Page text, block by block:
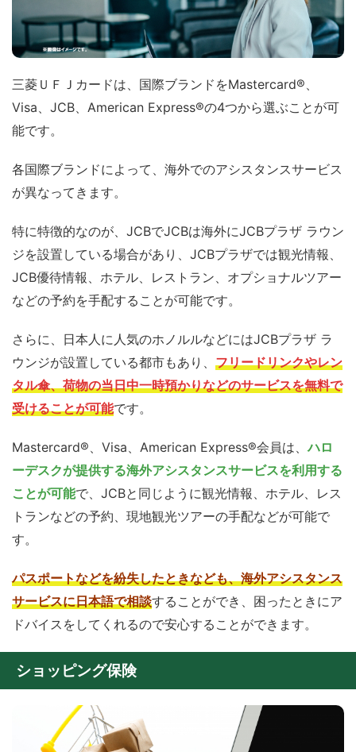
三菱ＵＦＪカードは、国際ブランドをMastercard®、
Visa、JCB、American Express®の4つから選ぶことが可
能です。
各国際ブランドによって、海外でのアシスタンスサービス
が異なってきます。
特に特徴的なのが、JCBでJCBは海外にJCBプラザ ラウン
ジを設置している場合があり、JCBプラザでは観光情報、
JCB優待情報、ホテル、レストラン、オプショナルツアー
などの予約を手配することが可能です。
さらに、日本人に人気のホノルルなどにはJCBプラザ ラ
ウンジが設置している都市もあり、 フリードリンクやレン
タル傘、荷物の当日中一時預かりなどのサービスを無料で
受けることが可能です。
Mastercard®、Visa、American Express®会員は、ハロ
ーデスクが提供する海外アシスタンスサービスを利用する
ことが可能で、JCBと同じように観光情報、ホテル、レス
トランなどの予約、現地観光ツアーの手配などが可能で
す。
パスポートなどを紛失したときなども、海外アシスタンス
サービスに日本語で相談することができ、困ったときにア
ドバイスをしてくれるので安心することができます。
ショッピング保険